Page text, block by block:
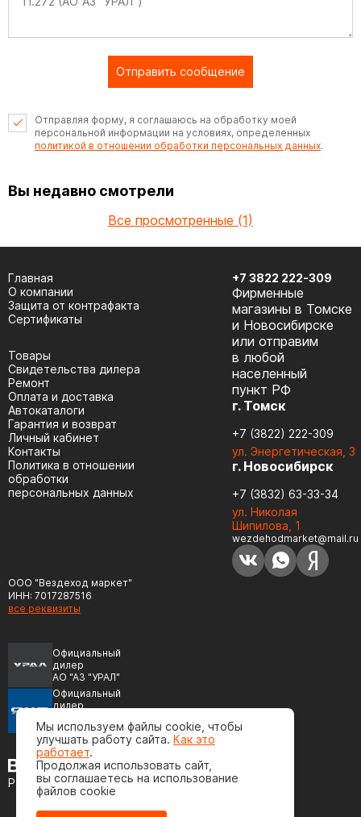
Отправить сообщение
Отправляя форму, я соглашаюсь на обработку моей
персональной информации на условиях, определенных
политикой в отношении обработки персональных данных.
Вы недавно смотрели
Все просмотренные (1)
ООО "Вездеход маркет"
ИНН: 7017287516
все реквизиты
Официальный
дилер
АО "АЗ "УРАЛ"
Официальный
дилер
(ЯМЗ)
Разработка сайта
Главная
О компании
Защита от контрафакта
Сертификаты
Товары
Cвидетельства дилера
Ремонт
Оплата и доставка
Автокаталоги
Гарантия и возврат
Личный кабинет
Контакты
Политика в отношении
обработки
персональных данных
+7 3822 222-309
Фирменные
магазины в Томске
и Новосибирске
или отправим
в любой
населенный
пункт РФ
г. Томск
+7 (3822) 222-309
ул. Энергетическая, 3
г. Новосибирск
+7 (3832) 63-33-34
ул. Николая
Шипилова, 1
wezdehodmarket@mail.ru
Мы используем файлы cookie, чтобы
улучшать работу сайта. Как это
работает.
Продолжая использовать сайт,
вы соглашаетесь на использование
файлов cookie